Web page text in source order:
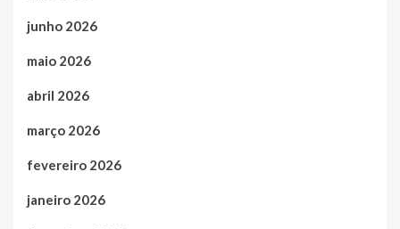
junho 2026
maio 2026
abril 2026
março 2026
fevereiro 2026
janeiro 2026